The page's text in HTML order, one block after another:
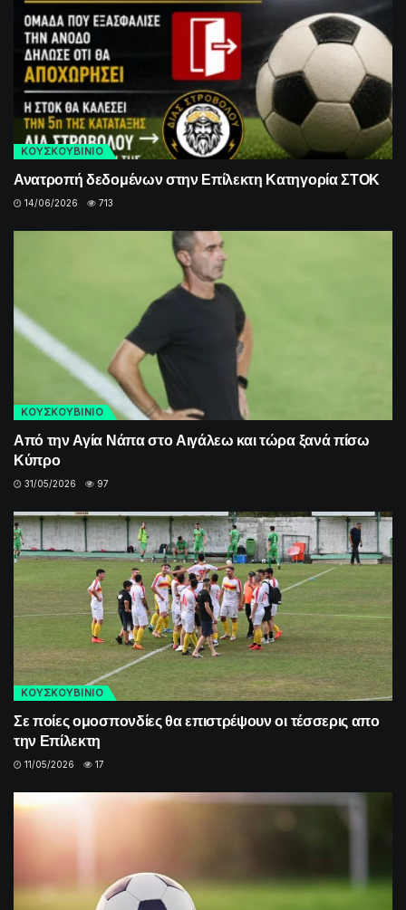
ΚΟΥΣΚΟΥΒΙΝΙΟ
Ανατροπή δεδομένων στην Επίλεκτη Κατηγορία ΣΤΟΚ
14/06/2026 713
ΚΟΥΣΚΟΥΒΙΝΙΟ
Από την Αγία Νάπα στο Αιγάλεω και τώρα ξανά πίσω
Κύπρο
31/05/2026 97
ΚΟΥΣΚΟΥΒΙΝΙΟ
Σε ποίες ομοσπονδίες θα επιστρέψουν οι τέσσερις απο
την Επίλεκτη
11/05/2026 17